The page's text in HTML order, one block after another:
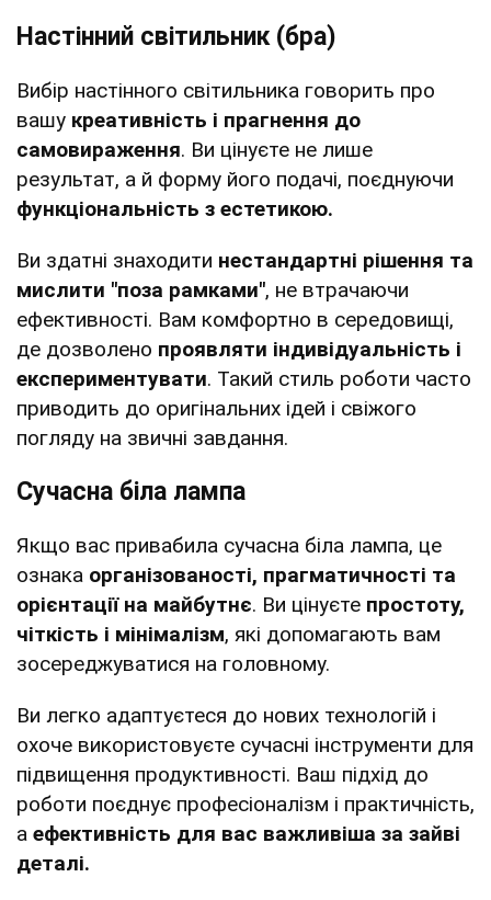
Настінний світильник (бра)
Вибір настінного світильника говорить про
вашу креативність і прагнення до
самовираження. Ви цінуєте не лише
результат, а й форму його подачі, поєднуючи
функціональність з естетикою.
Ви здатні знаходити нестандартні рішення та
мислити "поза рамками", не втрачаючи
ефективності. Вам комфортно в середовищі,
де дозволено проявляти індивідуальність і
експериментувати. Такий стиль роботи часто
приводить до оригінальних ідей і свіжого
погляду на звичні завдання.
Сучасна біла лампа
Якщо вас привабила сучасна біла лампа, це
ознака організованості, прагматичності та
орієнтації на майбутнє. Ви цінуєте простоту,
чіткість і мінімалізм, які допомагають вам
зосереджуватися на головному.
Ви легко адаптуєтеся до нових технологій і
охоче використовуєте сучасні інструменти для
підвищення продуктивності. Ваш підхід до
роботи поєднує професіоналізм і практичність,
а ефективність для вас важливіша за зайві
деталі.